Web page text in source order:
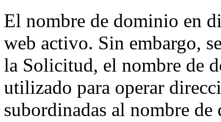
El nombre de dominio en
web activo. Sin embargo,
la Solicitud, el nombre de
utilizado para operar
subordinadas al nombre